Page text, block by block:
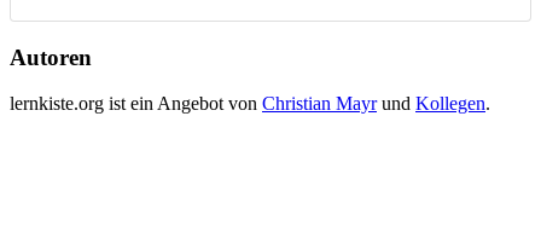
Autoren
lernkiste.org ist ein Angebot von Christian Mayrund Kollegen.